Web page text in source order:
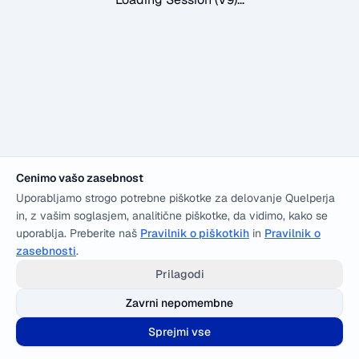
Cenimo vašo zasebnost
Uporabljamo strogo potrebne piškotke za delovanje Quelperja
in, z vašim soglasjem, analitične piškotke, da vidimo, kako se
uporablja. Preberite naš Pravilnik o piškotkih in Pravilnik o
zasebnosti.
Prilagodi
Zavrni nepomembne
Sprejmi vse